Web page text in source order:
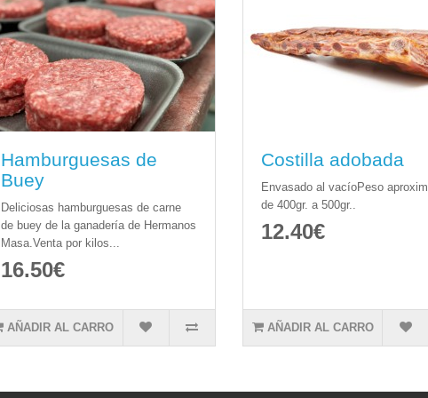
Hamburguesas de
Buey
Deliciosas hamburguesas de carne
de buey de la ganadería de Hermanos
Masa.Venta por kilos...
16.50€
AÑADIR AL CARRO
Costilla adobada
Envasado al vacíoPeso
de 400gr. a 500gr..
12.40€
AÑADIR AL CARRO